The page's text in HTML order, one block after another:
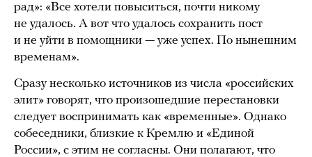
рад»: «Все хотели повыситься, почти никому
не удалось. А вот что удалось сохранить пост
и не уйти в помощники — уже успех. По нынешним
временам».
Сразу несколько источников из числа «российских
элит» говорят, что произошедшие перестановки
следует воспринимать как «временные». Однако
собеседники, близкие к Кремлю и «Единой
России», с этим не согласны. Они полагают, что